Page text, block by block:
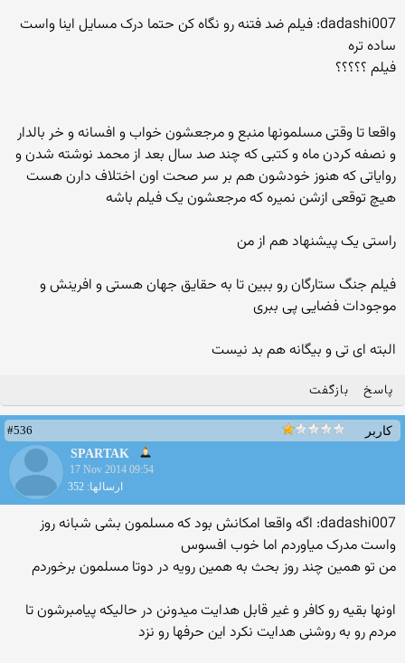
dadashi007: فیلم ضد فتنه رو نگاه کن حتما درک مسایل اینا واست
ساده تره
فیلم ؟؟؟؟؟
واقعا تا وقتی مسلمونها منبع و مرجعشون خواب و افسانه و خر بالدار
و نصفه کردن ماه و کتبی که چند صد سال بعد از محمد نوشته شدن و
روایاتی که هنوز خودشون هم بر سر صحت اون اختلاف دارن هست
هیچ توقعی ازشن نمیره که مرجعشون یک فیلم باشه
راستی یک پیشنهاد هم از من
فیلم جنگ ستارگان رو ببین تا به حقایق جهان هستی و افرینش و
موجودات فضایی پی ببری
البته ای تی و بیگانه هم بد نیست
پاسخ بازگفت
کاربر
#536
SPARTAK
17 Nov 2014 09:54
ارسالها: 352
dadashi007: اگه واقعا امکانش بود که مسلمون بشی شبانه روز
واست مدرک میاوردم اما خوب افسوس
من تو همین چند روز بحث به همین رویه در دوتا مسلمون برخوردم
اونها بقیه رو کافر و غیر قابل هدایت میدونن در حالیکه پیامبرشون تا
مردم رو به روشنی هدایت نکرد این حرفها رو نزد